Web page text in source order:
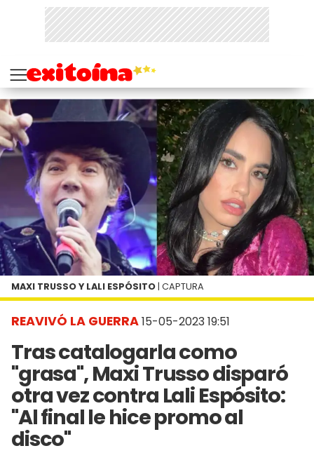
REAVIVÓ LA GUERRA15-05-2023 19:51
Tras catalogarla como
"grasa", Maxi Trusso disparó
otra vez contra Lali Espósito:
"Al final le hice promo al
disco"
MAXI TRUSSO Y LALI ESPÓSITO | CAPTURA